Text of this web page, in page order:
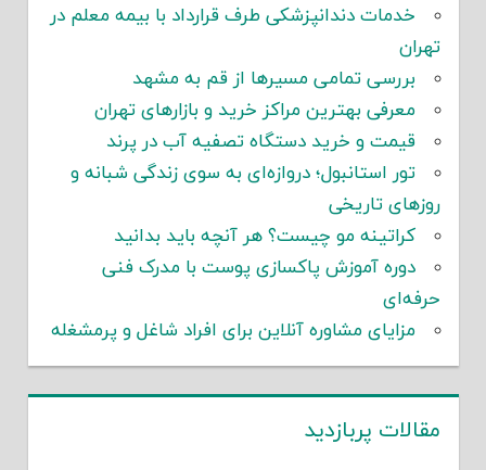
خدمات دندانپزشکی طرف قرارداد با بیمه معلم در
تهران
بررسی تمامی مسیرها از قم به مشهد
معرفی بهترین مراکز خرید و بازارهای تهران
قیمت و خرید دستگاه تصفیه آب در پرند
تور استانبول؛ دروازه‌ای به سوی زندگی شبانه و
روزهای تاریخی
کراتینه مو چیست؟ هر آنچه باید بدانید
دوره آموزش پاکسازی پوست با مدرک فنی
حرفه‌ای
مزایای مشاوره آنلاین برای افراد شاغل و پرمشغله
مقالات پربازدید